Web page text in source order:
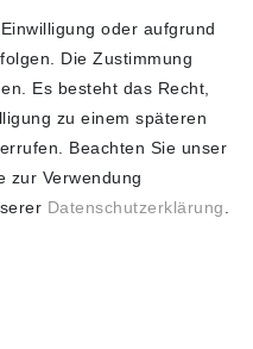
FASHION HOUSE
Hotline: +49
(0)15223993771 (Mo. bis
oder aufgrund
Die Zustimmung
Es besteht das Recht,
zu einem späteren
Beachten Sie unser
zur Verwendung
Daten­schutz­erklärung